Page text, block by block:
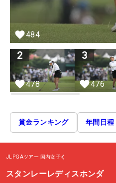
484
2
478
3
476
賞金ランキング 年間日程
JLPGAツアー 国内女子
スタンレーレディスホンダ